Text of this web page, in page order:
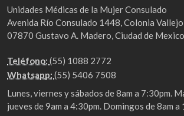
Unidades Médicas de la Mujer Consulado
Avenida Río Consulado 1448, Colonia Vallejo
07870 Gustavo A. Madero, Ciudad de Mexico
Teléfono: (55) 1088 2772
Whatsapp: (55) 5406 7508
Lunes, viernes y sábados de 8am a 7:30pm.
jueves de 9am a 4:30pm. Domingos de 8am a